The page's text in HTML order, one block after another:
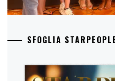
SFOGLIA